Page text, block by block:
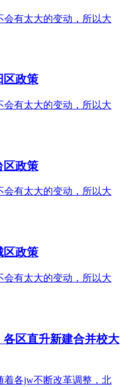
有太大的变动，所以大
区政策
有太大的变动，所以大
区政策
有太大的变动，所以大
区政策
会有太大的变动，所以大
区直升新建合并校大
着各jw不断改革调整，北